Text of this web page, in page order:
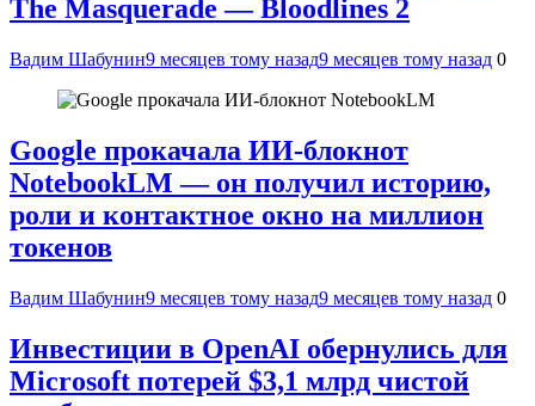
The Masquerade — Bloodlines 2
Вадим Шабунин9 месяцев тому назад9 месяцев тому назад 0
Google прокачала ИИ-блокнот
NotebookLM — он получил историю,
роли и контактное окно на миллион
токенов
Вадим Шабунин9 месяцев тому назад9 месяцев тому назад 0
Инвестиции в OpenAI обернулись для
Microsoft потерей $3,1 млрд чистой